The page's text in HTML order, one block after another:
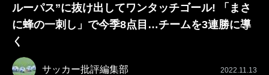
ルーパス”に抜け出してワンタッチゴール! 「まさ
に蜂の一刺し」で今季8点目…チームを3連勝に導
く
サッカー批評編集部 2022.11.13